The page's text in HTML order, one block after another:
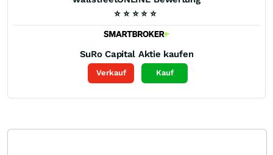
⭐ ⭐ ⭐ ⭐ ⭐
SuRo Capital Aktie kaufen
Verkauf Kauf